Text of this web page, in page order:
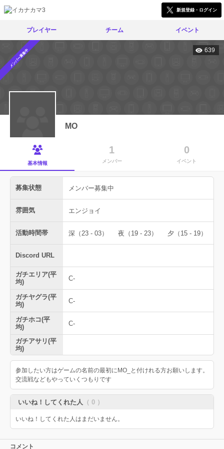
新規登録・ログイン
プレイヤー チーム イベント
メンバー募集中 639
MO
基本情報
1
メンバー
0
イベント
募集状態 メンバー募集中
雰囲気 エンジョイ
活動時間帯 深（23 - 03） 夜（19 - 23） 夕（15 - 19）
Discord URL
ガチエリア(平
均)
C-
ガチヤグラ(平
均)
C-
ガチホコ(平
均)
C-
ガチアサリ(平
均)
参加したい方はゲームの名前の最初にMO_と付けれる方お願いします。
交流戦などもやっていくつもりです
いいね！してくれた人 （ 0 ）
いいね！してくれた人はまだいません。
コメント